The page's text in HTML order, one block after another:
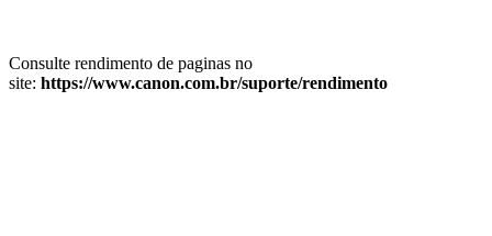
Consulte rendimento de paginas no
site: https://www.canon.com.br/suporte/rendimento